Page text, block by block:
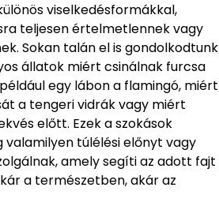
viselkedésformákkal,
teljesen értelmetlennek vagy
Sokan talán el is gondolkodtunk
állatok miért csinálnak furcsa
egy lábon a flamingó, miért
a tengeri vidrák vagy miért
előtt. Ezek a szokások
valamilyen túlélési előnyt vagy
amely segíti az adott fajt
a természetben, akár az